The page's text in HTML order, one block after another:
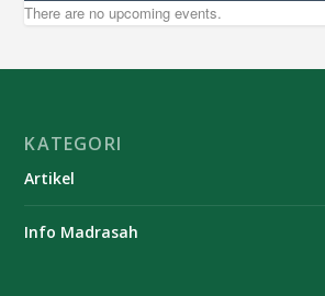
There are no upcoming events.
KATEGORI
Artikel
Info Madrasah